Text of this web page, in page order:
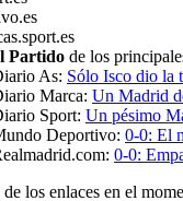
Partido de los
As: Sólo Isco dio la
Marca: Un Madrid
Sport: Un pésimo
Deportivo: 0-0: El
0-0:
los enlaces en el